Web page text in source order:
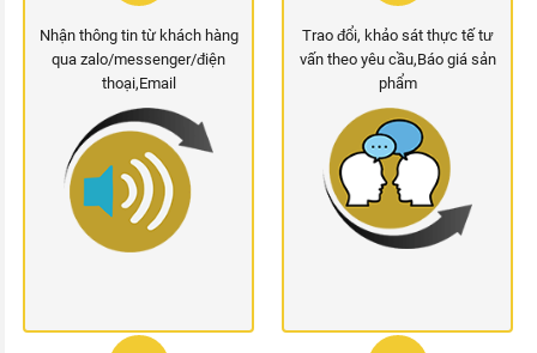
Nhận thông tin từ khách hàng
qua zalo/messenger/điện
thoại,Email
Trao đổi, khảo sát thực tế tư
vấn theo yêu cầu,Báo giá sản
phẩm